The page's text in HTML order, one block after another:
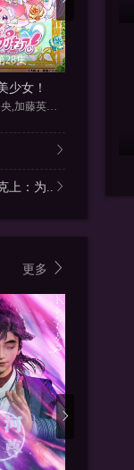
28集
少女！
梶裕贵,东山奈央,加藤英美里,
上：为..
更多